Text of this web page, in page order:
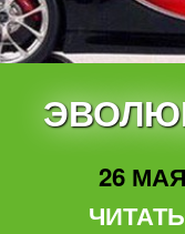
26